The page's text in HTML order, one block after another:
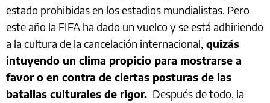
estado prohibidas en los estadios mundialistas. Pero
este año la FIFA ha dado un vuelco y se está adhiriendo
a la cultura de la cancelación internacional, quizás
intuyendo un clima propicio para mostrarse a
favor o en contra de ciertas posturas de las
batallas culturales de rigor. Después de todo, la